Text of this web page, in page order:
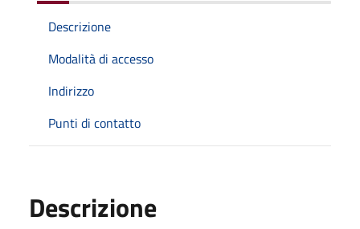
Descrizione
Modalità di accesso
Indirizzo
Punti di contatto
Descrizione